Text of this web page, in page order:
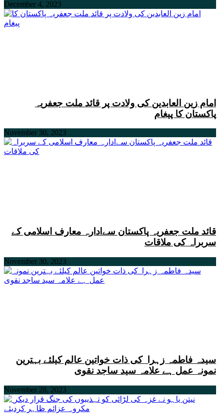
December 4, 2023
امام زین العابدین کی ولادت پر قائد ملت جعفریہ
پاکستان کا پیغام
November 30, 2023
قائد ملت جعفریہ پاکستان سےادارہ معارف اسلامی کے
سربراہ کی ملاقات
November 30, 2023
سیدہ فاطمہ زہرا کی ذات خواتین عالم کیلئے بہترین
نمونہ عمل ہے علامہ سید ساجد نقوی
November 28, 2023